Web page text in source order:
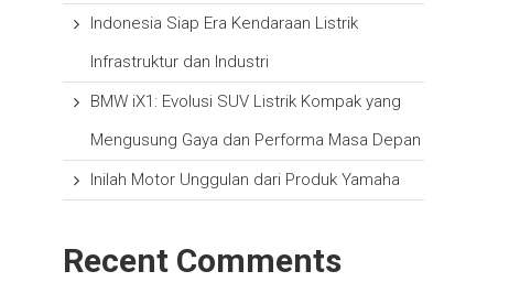
Indonesia Siap Era Kendaraan Listrik
Infrastruktur dan Industri
BMW iX1: Evolusi SUV Listrik Kompak yang
Mengusung Gaya dan Performa Masa Depan
Inilah Motor Unggulan dari Produk Yamaha
Recent Comments